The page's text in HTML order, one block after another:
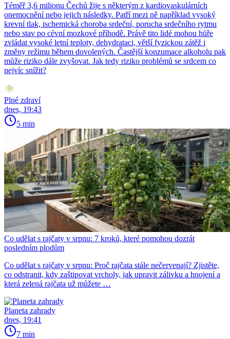
Téměř 3,6 milionu Čechů žije s některým z kardiovaskulárních
onemocnění nebo jejich následky. Patří mezi ně například vysoký
krevní tlak, ischemická choroba srdeční, porucha srdečního rytmu
nebo stav po cévní mozkové příhodě. Právě tito lidé mohou hůře
zvládat vysoké letní teploty, dehydrataci, větší fyzickou zátěž i
změny režimu během dovolených. Častější konzumace alkoholu pak
může riziko dále zvyšovat. Jak tedy riziko problémů se srdcem co
nejvíc snížit?
Plné zdraví
dnes, 19:43
5 min
Co udělat s rajčaty v srpnu: 7 kroků, které pomohou dozrát
posledním plodům
Co udělat s rajčaty v srpnu: Proč rajčata stále nečervenají? Zjistěte,
co odstranit, kdy zaštipovat vrcholy, jak upravit zálivku a hnojení a
která zelená rajčata už můžete …
Planeta zahrady
dnes, 19:41
7 min